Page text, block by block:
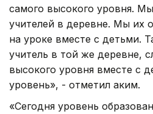
самого высокого уровня.
учителей в деревне. Мы их
на уроке вместе с детьми.
учитель в той же деревне,
высокого уровня вместе с
уровень», - отметил аким.
«Сегодня уровень